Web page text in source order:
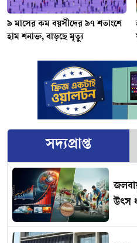
৯ মাসের কম বয়সীদের ৯৭ শতাংশে
হাম শনাক্ত, বাড়ছে মৃত্যু
সদ্যপ্রাপ্ত
উৎস